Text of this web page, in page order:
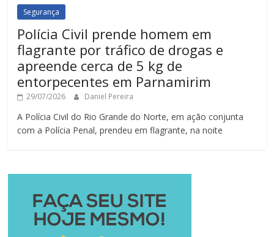
Segurança
Polícia Civil prende homem em
flagrante por tráfico de drogas e
apreende cerca de 5 kg de
entorpecentes em Parnamirim
29/07/2026 Daniel Pereira
A Polícia Civil do Rio Grande do Norte, em ação conjunta
com a Polícia Penal, prendeu em flagrante, na noite